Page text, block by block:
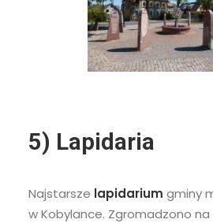
5) Lapidaria
Najstarsze lapidarium gminy
w Kobylance. Zgromadzono na